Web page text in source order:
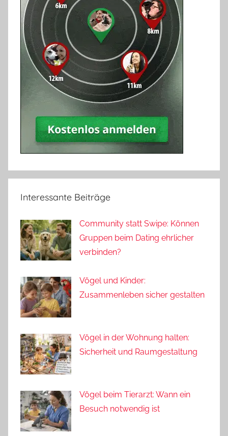
Interessante Beiträge
Community statt Swipe: Können
Gruppen beim Dating ehrlicher
verbinden?
Vögel und Kinder:
Zusammenleben sicher gestalten
Vögel in der Wohnung halten:
Sicherheit und Raumgestaltung
Vögel beim Tierarzt: Wann ein
Besuch notwendig ist